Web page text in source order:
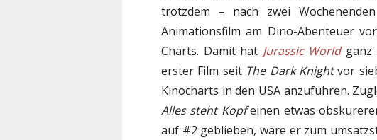
trotzdem – nach zwei
Animationsfilm am Dino-Abenteuer
Charts. Damit hat Jurassic Worldganz
erster Film seit The Dark Knightvor
Kinocharts in den USA anzuführen.
Alles steht Kopfeinen etwas
auf #2 geblieben, wäre er zum